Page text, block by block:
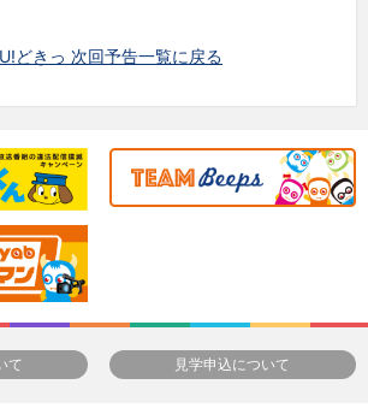
どきっ 次回予告一覧に戻る
て 見学申込について